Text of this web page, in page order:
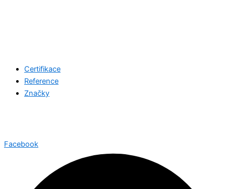
Certifikace
Reference
Značky
Facebook